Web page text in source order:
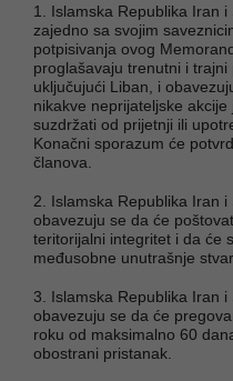
1. Islamska Republika Iran i
zajedno sa svojim
potpisivanja ovog
proglašavaju trenutni i trajni
uključujući Liban, i
nikakve neprijateljske
suzdržati od prijetnji ili
Konačni sporazum će
članova.
2. Islamska Republika Iran
obavezuju se da će
teritorijalni integritet i da će
međusobne unutrašnje
3. Islamska Republika Iran
obavezuju se da će
roku od maksimalno 60
obostrani pristanak.